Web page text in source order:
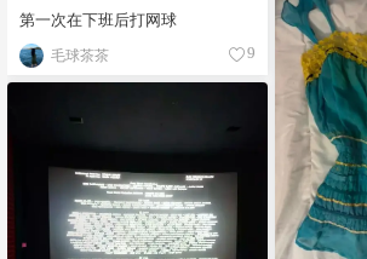
第一次在下班后打网球
毛球茶茶 9